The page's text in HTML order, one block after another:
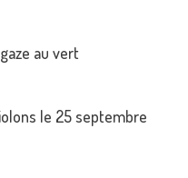
au vert
le 25 septembre